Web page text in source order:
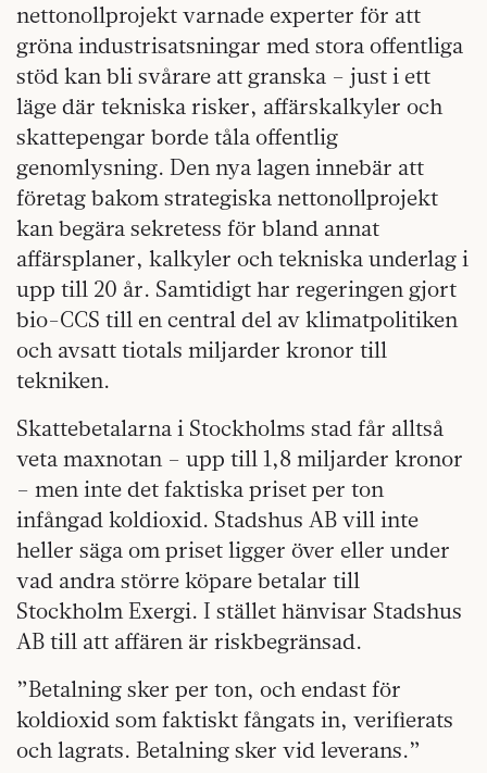
nettonollprojekt varnade experter för att
gröna industrisatsningar med stora offentliga
stöd kan bli svårare att granska – just i ett
läge där tekniska risker, affärskalkyler och
skattepengar borde tåla offentlig
genomlysning. Den nya lagen innebär att
företag bakom strategiska nettonollprojekt
kan begära sekretess för bland annat
affärsplaner, kalkyler och tekniska underlag i
upp till 20 år. Samtidigt har regeringen gjort
bio-CCS till en central del av klimatpolitiken
och avsatt tiotals miljarder kronor till
tekniken.
Skattebetalarna i Stockholms stad får alltså
veta maxnotan – upp till 1,8 miljarder kronor
– men inte det faktiska priset per ton
infångad koldioxid. Stadshus AB vill inte
heller säga om priset ligger över eller under
vad andra större köpare betalar till
Stockholm Exergi. I stället hänvisar Stadshus
AB till att affären är riskbegränsad.
”Betalning sker per ton, och endast för
koldioxid som faktiskt fångats in, verifierats
och lagrats. Betalning sker vid leverans.”